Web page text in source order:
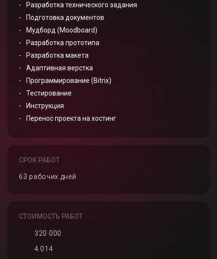
Разработка технического задания
Подготовка документов
Мудборд (Moodboard)
Разработка прототипа
Разработка макета
Адаптивная верстка
Программирование (Bitrix)
Тестирование
Инструкция
Перенос проекта на хостинг
СРОК РАБОТ
63 рабочих дней
СТОИМОСТЬ РАБОТ
320 000
4 014